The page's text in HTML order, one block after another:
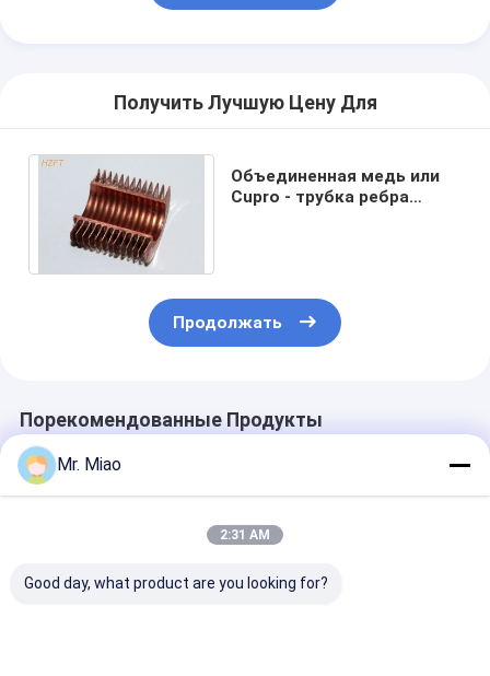
Получить Лучшую Цену Для
Объединенная медь или
Cupro - трубка ребра
Продолжать
Порекомендованные Продукты
Mr. Miao
2:31 AM
Good day, what product are you looking for?